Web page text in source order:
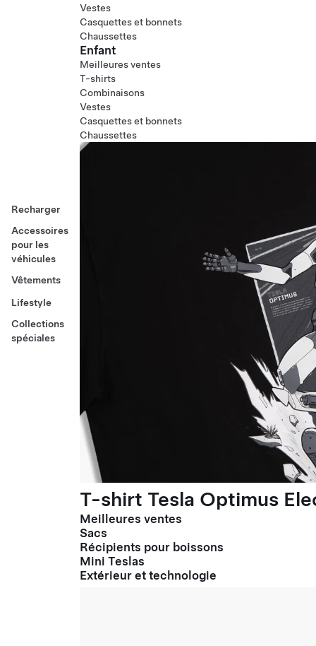
Recharger
Accessoires
pour les
véhicules
Vêtements
Lifestyle
Collections
spéciales
Vestes
Casquettes et bonnets
Chaussettes
Enfant
Meilleures ventes
T-shirts
Combinaisons
Vestes
Casquettes et bonnets
Chaussettes
T-shirt Tesla Optimus
Meilleures ventes
Sacs
Récipients pour boissons
Mini Teslas
Extérieur et technologie